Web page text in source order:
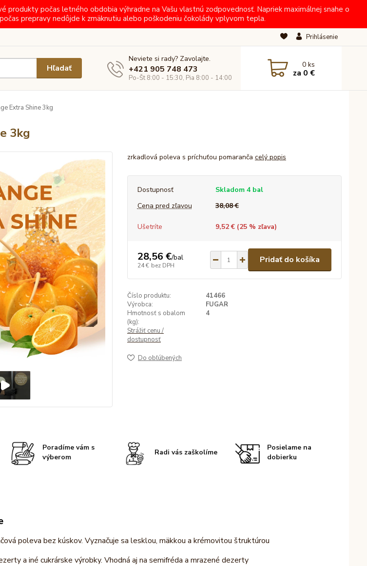
produkty počas letného obdobia výhradne na Vašu vlastnú zodpovednosť. Napriek maximálnej snahe o
prepravy nedôjde k zmäknutiu alebo poškodeniu čokolády vplyvom tepla.
Prihlásenie
Hľadať
Neviete si rady? Zavolajte.
+421 905 748 473
Po-Št 8:00 - 15:30, Pia 8:00 - 14:00
0ks
za 0 €
Extra Shine 3kg
3kg
zrkadlová poleva s príchuťou pomaranča celý popis
Dostupnosť
Skladom 4 bal
Cena pred zľavou
38,08 €
Ušetríte 9,52 € (25% zľava)
28,56 €/bal
24 € bez DPH
Pridať do košíka
Číslo produktu:
41466
Výrobca:
FUGAR
Hmotnosť s obalom
(kg):
4
Strážiť cenu /
dostupnosť
Do obľúbených
Poradíme vám s
výberom
Radi vás zaškolíme
Posielame na
dobierku
poleva bez kúskov. Vyznačuje sa lesklou, mäkkou a krémovitou štruktúrou
a iné cukrárske výrobky. Vhodná aj na semifréda a mrazené dezerty